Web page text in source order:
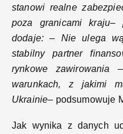
stanowi realne
poza granicami kraju–
dodaje: – Nie ulega
stabilny partner
rynkowe zawirowania
warunkach, z jakimi
Ukrainie– podsumowuje
Jak wynika z danych